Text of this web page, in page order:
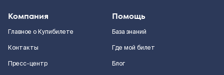
Компания
Главное о Купибилете
Контакты
Пресс-центр
Помощь
База знаний
Где мой билет
Блог